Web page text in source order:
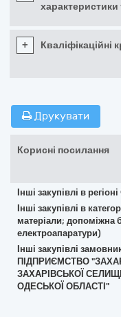
+ Кваліфікаційні
Друкувати
Корисні посилання
Інші закупівлі в
Інші закупівлі в
матеріали; допоміжна
електроапаратури)
Інші закупівлі
ПІДПРИЄМСТВО
ЗАХАРІВСЬКОЇ
ОДЕСЬКОЇ ОБЛАСТІ"